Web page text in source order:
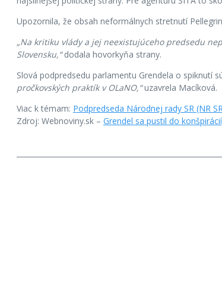
Upozornila, že obsah neformálnych stretnutí
„Na kritiku vlády a jej neexistujúceho predsedu
Slovensku,“dodala hovorkyňa strany.
Slová podpredsedu parlamentu Grendela o spiknutí
pročkovských praktík v OLaNO,“uzavrela Macíková.
Viac k témam: Podpredseda Národnej rady SR (NR
Zdroj: Webnoviny.sk – Grendel sa pustil do